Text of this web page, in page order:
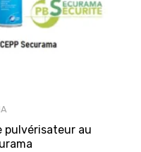
pulvérisateur au